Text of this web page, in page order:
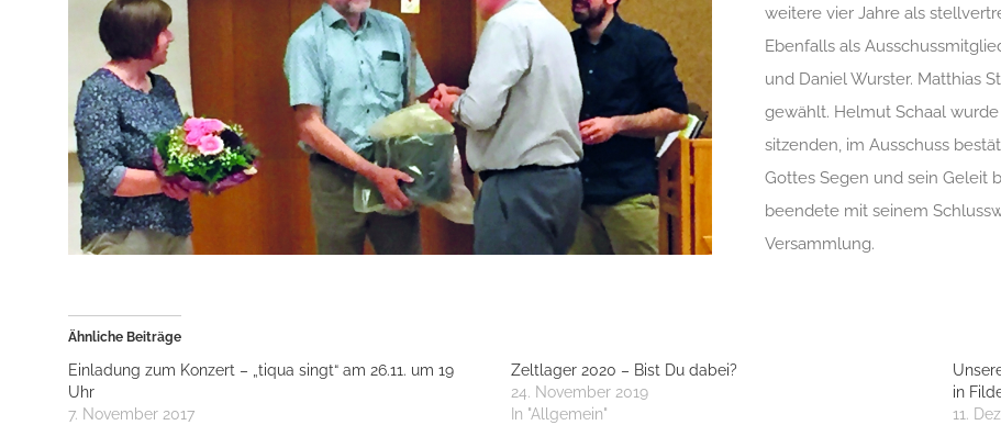
weitere vier Jahre als
Ebenfalls als
und Daniel Wurster. Matthias
gewählt. Helmut Schaal
sitzenden, im Ausschuss
Gottes Segen und sein Geleit
beendete mit seinem
Versammlung.
Ähnliche Beiträge
Einladung zum Konzert – „tiqua singt“ am 26.11. um 19
Uhr
7. November 2017
Zeltlager 2020 – Bist Du dabei?
24. November 2019
In "Allgemein"
in
11.